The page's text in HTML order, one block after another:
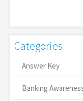
Categories
Answer Key
Banking